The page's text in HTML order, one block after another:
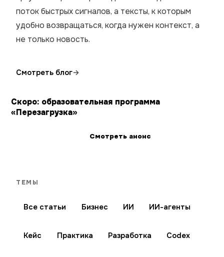
поток быстрых сигналов, а тексты, к которым
удобно возвращаться, когда нужен контекст, а
не только новость.
Смотреть блог→
Скоро: образовательная программа
«Перезагрузка»
Смотреть анонс
ТЕМЫ
Все статьи Бизнес ИИ ИИ-агенты
Кейс Практика Разработка Codex